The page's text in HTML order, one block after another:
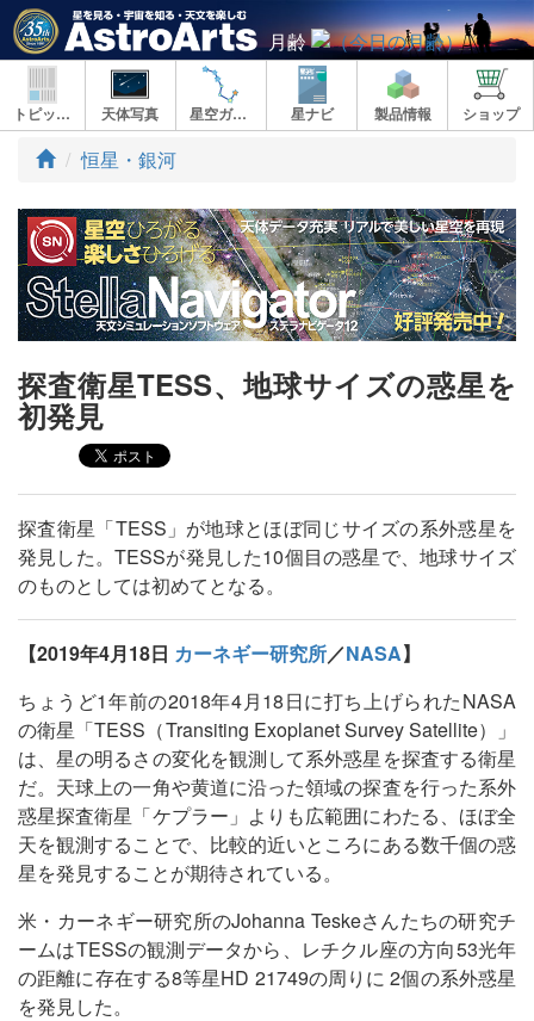
月齢
トピックス 天体写真 星空ガイド 星ナビ 製品情報 ショップ
ト
プ
恒星・銀河
探査衛星TESS、地球サイズの惑星を
初発見
探査衛星「TESS」が地球とほぼ同じサイズの系外惑星を
発見した。TESSが発見した10個目の惑星で、地球サイズ
のものとしては初めてとなる。
【2019年4月18日 カーネギー研究所／NASA】
ちょうど1年前の2018年4月18日に打ち上げられたNASA
の衛星「TESS（Transiting Exoplanet Survey Satellite）」
は、星の明るさの変化を観測して系外惑星を探査する衛星
だ。天球上の一角や黄道に沿った領域の探査を行った系外
惑星探査衛星「ケプラー」よりも広範囲にわたる、ほぼ全
天を観測することで、比較的近いところにある数千個の惑
星を発見することが期待されている。
米・カーネギー研究所のJohanna Teskeさんたちの研究チ
ームはTESSの観測データから、レチクル座の方向53光年
の距離に存在する8等星HD 21749の周りに 2個の系外惑星
を発見した。